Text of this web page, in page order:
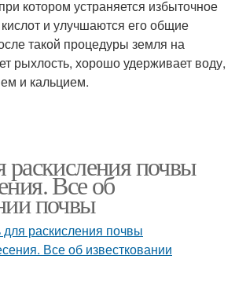
котором устраняется избыточное
и улучшаются его общие
такой процедуры земля на
рыхлость, хорошо удерживает воду,
и кальцием.
раскисления почвы
Все об
почвы